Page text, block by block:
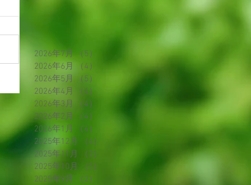
2026年7月 （5）
2026年6月
（4）
2026年5月
（5）
2026年4月
（4）
4件の記事
2026年3月
（4）
2026年2月
（4）
2026年1月
（4）
2025年12月
（4）
2025年11月
（2）
2025年10月
（5）
2025年9月
（2）